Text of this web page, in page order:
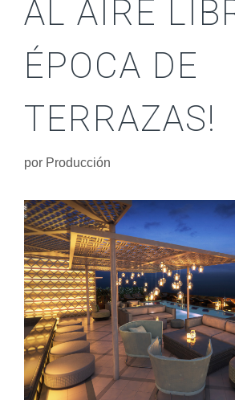
AL AIRE
ÉPOCA DE
TERRAZAS!
por Producción